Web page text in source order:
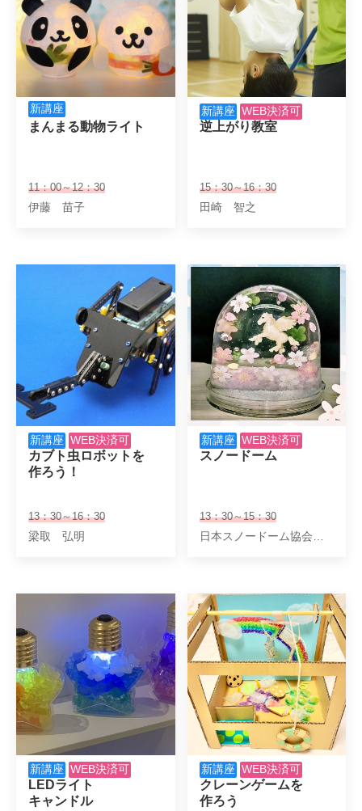
新講座
まんまる動物ライト
11：00～12：30
伊藤 苗子
新講座 WEB決済可
逆上がり教室
15：30～16：30
田崎 智之
新講座 WEB決済可
カブト虫ロボットを
作ろう！
13：30～16：30
梁取 弘明
新講座 WEB決済可
スノードーム
13：30～15：30
新講座 WEB決済可
LEDライト
キャンドル
新講座 WEB決済可
クレーンゲームを
作ろう